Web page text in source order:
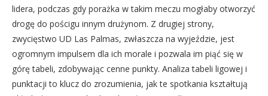
lidera, podczas gdy porażka w takim meczu mogłaby otworzyć
drogę do pościgu innym drużynom. Z drugiej strony,
zwycięstwo UD Las Palmas, zwłaszcza na wyjeździe, jest
ogromnym impulsem dla ich morale i pozwala im piąć się w
górę tabeli, zdobywając cenne punkty. Analiza tabeli ligowej i
punktacji to klucz do zrozumienia, jak te spotkania kształtują